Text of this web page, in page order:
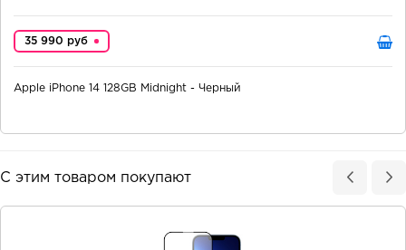
35 990 руб
Apple iPhone 14 128GB Midnight - Черный
С этим товаром покупают